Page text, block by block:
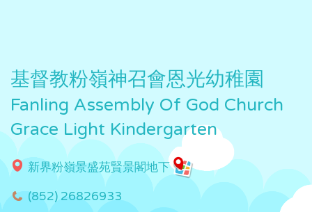
基督教粉嶺神召會恩光幼稚園
Fanling Assembly Of God Church
Grace Light Kindergarten
新界粉嶺景盛苑賢景閣地下
(852) 26826933